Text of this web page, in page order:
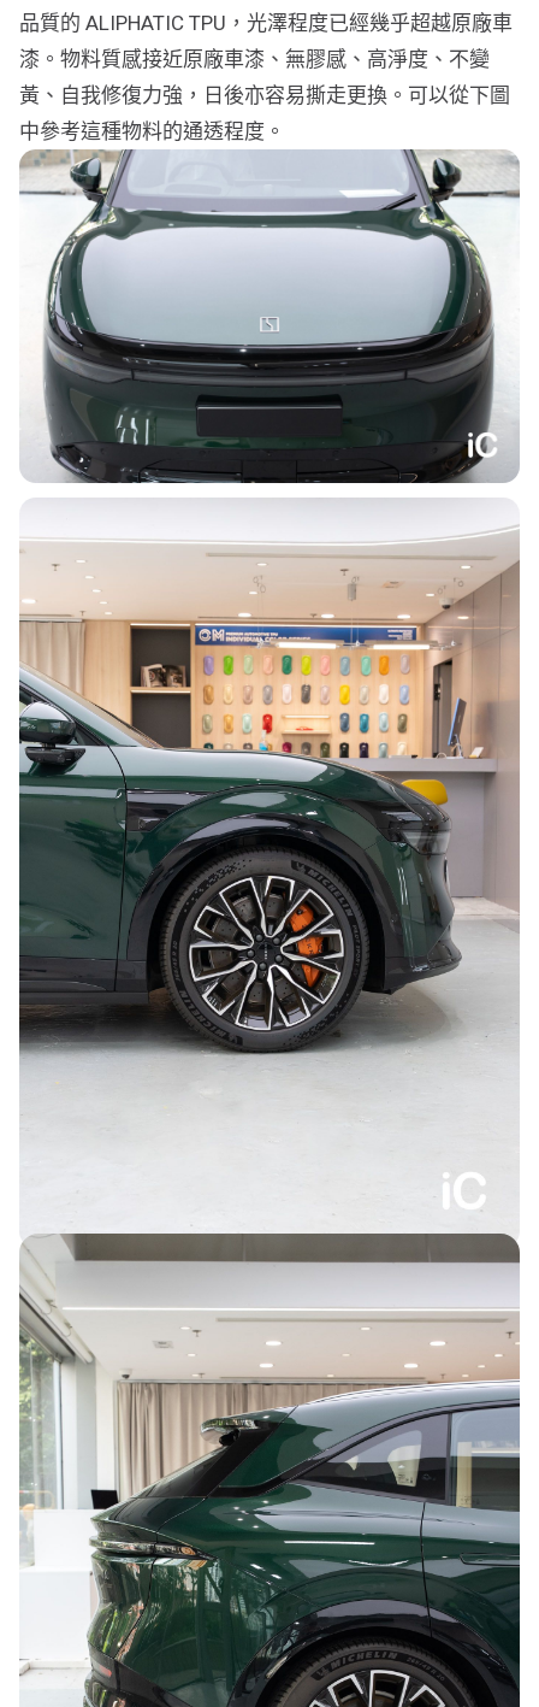
品質的 ALIPHATIC TPU，光澤程度已經幾乎超越原廠車
漆。物料質感接近原廠車漆、無膠感、高淨度、不變
黃、自我修復力強，日後亦容易撕走更換。可以從下圖
中參考這種物料的通透程度。